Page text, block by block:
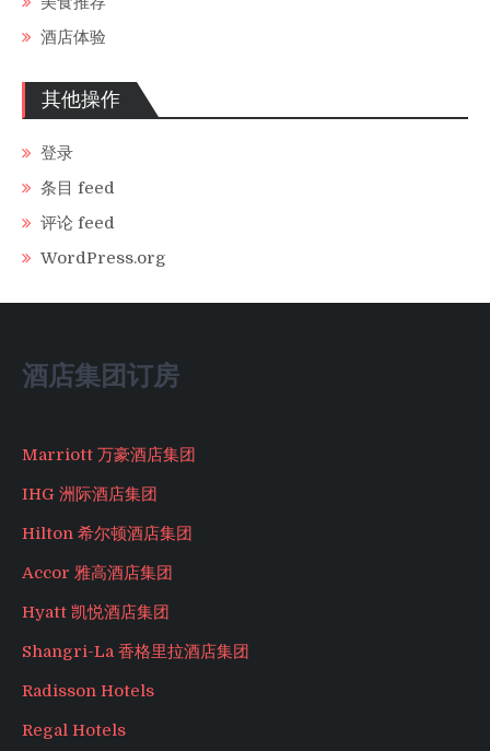
酒店体验
其他操作
登录
条目 feed
评论 feed
WordPress.org
酒店集团订房
Marriott 万豪酒店集团
IHG 洲际酒店集团
Hilton 希尔顿酒店集团
Accor 雅高酒店集团
Hyatt 凯悦酒店集团
Shangri-La 香格里拉酒店集团
Radisson Hotels
Regal Hotels